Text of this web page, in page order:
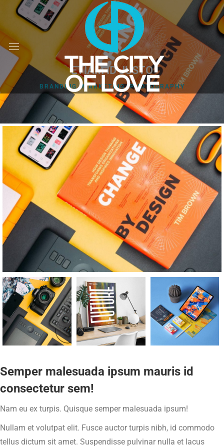
ETIAM ID JUSTO
BRANDING,MARKETING,PHOTOGRAPHY
Semper malesuada ipsum mauris id
consectetur sem!
Nam eu ex turpis. Quisque semper malesuada ipsum!
Nullam et volutpat elit. Fusce auctor turpis nibh, id commodo
tellus dictum sit amet. Suspendisse pulvinar nulla et lacus